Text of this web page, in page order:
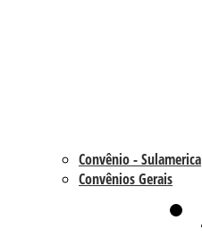
Convênio - Sulamerica
Convênios Gerais